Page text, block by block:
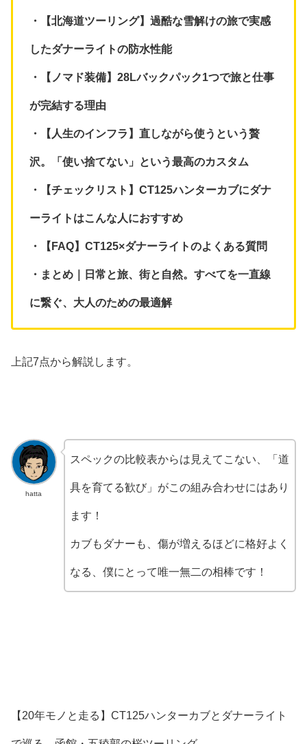
・【北海道ツーリング】過酷な雪解けの旅で実感
したダナーライトの防水性能
・【ノマド装備】28Lバックパック1つで旅と仕事
が完結する理由
・【人生のインフラ】直しながら使うという贅
沢。「使い捨てない」という最高のカスタム
・【チェックリスト】CT125ハンターカブにダナ
ーライトはこんな人におすすめ
・【FAQ】CT125×ダナーライトのよくある質問
・まとめ｜日常と旅、街と自然。すべてを一直線
に繋ぐ、大人のための最適解
上記7点から解説します。
hatta
スペックの比較表からは見えてこない、「道
具を育てる歓び」がこの組み合わせにはあり
ます！
カブもダナーも、傷が増えるほどに格好よく
なる、僕にとって唯一無二の相棒です！
【20年モノと走る】CT125ハンターカブとダナーライト